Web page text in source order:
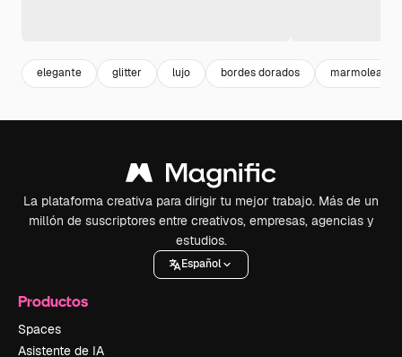
elegante glitter lujo bordes dorados marmoleado
La plataforma creativa para dirigir tu mejor trabajo. Más de un
millón de suscriptores entre creativos, empresas, agencias y
estudios.
Español
Productos
Spaces
Asistente de IA